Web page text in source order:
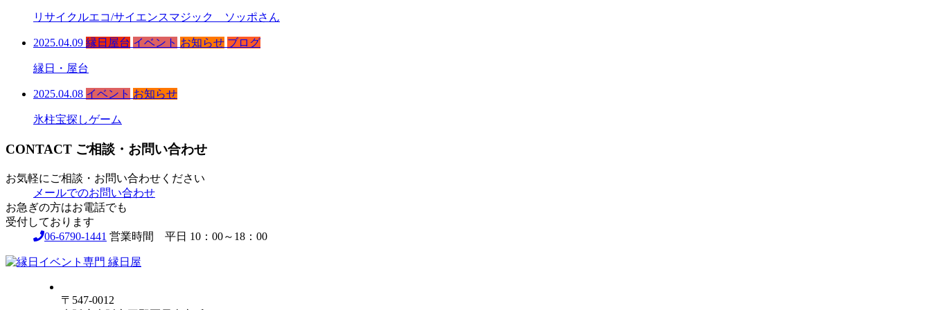
リサイクルエコ/サイエンスマジック ソッポさん
2025.04.09 縁日屋台 イベント お知らせ ブログ
縁日・屋台
2025.04.08 イベント お知らせ
氷柱宝探しゲーム
CONTACT ご相談・お問い合わせ
お気軽にご相談・お問い合わせください
メールでのお問い合わせ
お急ぎの方はお電話でも
受付しております
06-6790-1441 営業時間 平日 10：00～18：00
〒547-0012